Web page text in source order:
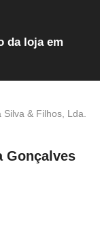
da loja em
& Filhos, Lda.
Gonçalves